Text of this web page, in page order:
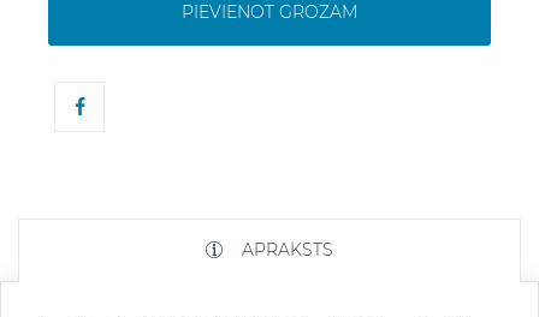
PIEVIENOT GROZAM
APRAKSTS